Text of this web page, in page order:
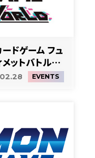
ドゲーム フュ
ットバトル
EVENTS